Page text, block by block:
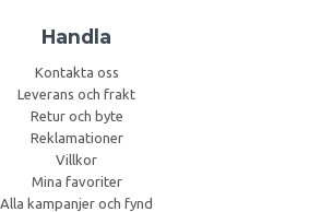
Handla
Kontakta oss
Leverans och frakt
Retur och byte
Reklamationer
Villkor
Mina favoriter
Alla kampanjer och fynd